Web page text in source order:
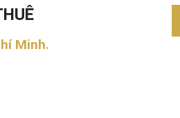
Minh.